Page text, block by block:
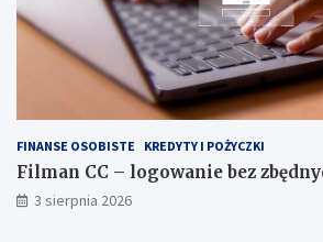
FINANSE OSOBISTE KREDYTY I POŻYCZKI
Filman CC – logowanie bez
3 sierpnia 2026